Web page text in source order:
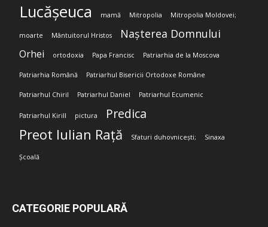
Lucășeuca mamă Mitropolia Mitropolia Moldovei;
moarte Mântuitorul Hristos Nașterea Domnului
Orhei ortodoxia Papa Francisc Patriarhia de la Moscova
Patriarhia Română Patriarhul Bisericii Ortodoxe Române
Patriarhul Chiril Patriarhul Daniel Patriarhul Ecumenic
Patriarhul Kirill pictura Predica
Preot Iulian Rață Sfaturi duhovnicești; Sinaxa
Școală
CATEGORIE POPULARĂ